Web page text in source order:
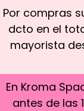
Por compras
dcto en el
mayorista
En Kroma
antes de las